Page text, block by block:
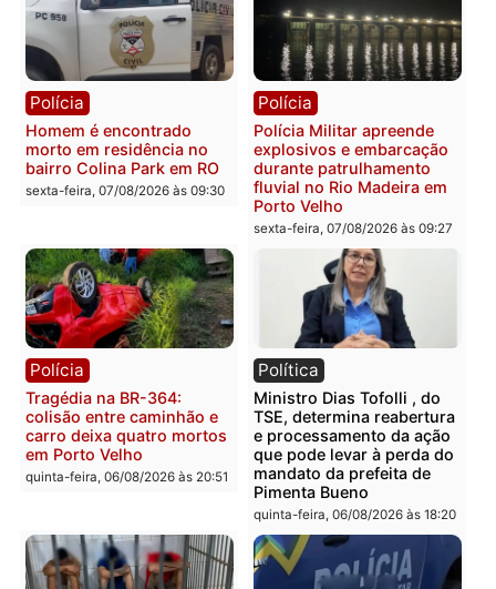
Política
Marcos Rogério apresenta
Plano de Governo com
228 projetos, metas
públicas e
acompanhamento de
resultados
sexta-feira, 07/08/2026 às 18:49
Política
Eleições 2026: Pastor
Evanildo pode ser o
primeiro pastor de
Rondônia na Câmara
Federal
sexta-feira, 07/08/2026 às
Polícia
2 MILHÕES – Unnesa
apresenta documentos
que comprovam
transparência e legalidade
na operação alvo da PF
sexta-feira, 07/08/2026 às 12:24
Polícia
Polícia Federal apreende
400 quilos de drogas e
prende motorista em RO
sexta-feira, 07/08/2026 às